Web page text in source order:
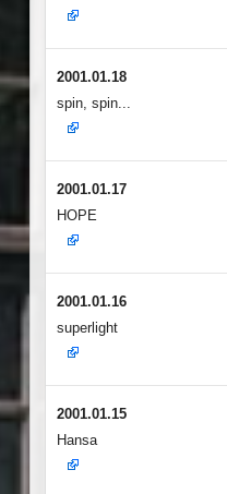
2001.01.18
spin, spin...
2001.01.17
HOPE
2001.01.16
superlight
2001.01.15
Hansa